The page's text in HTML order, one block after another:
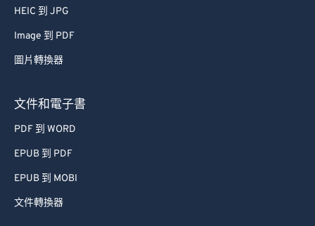
HEIC 到 JPG
Image 到 PDF
圖片轉換器
文件和電子書
PDF 到 WORD
EPUB 到 PDF
EPUB 到 MOBI
文件轉換器